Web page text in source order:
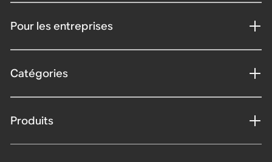
Pour les entreprises
Catégories
Produits